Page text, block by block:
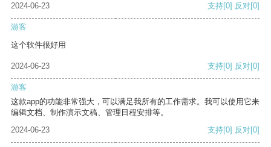
2024-06-23
支持[0] 反对[0]
游客
这个软件很好用
2024-06-23 支持[0] 反对[0]
游客
这款app的功能非常强大，可以满足我所有的工作需求。我可以使用它来
编辑文档、制作演示文稿、管理日程安排等。
2024-06-23
支持[0] 反对[0]